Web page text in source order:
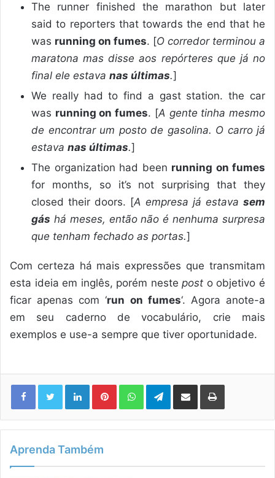
The runner finished the marathon but later
said to reporters that towards the end that he
was running on fumes. [O corredor terminou a
maratona mas disse aos repórteres que já no
final ele estava nas últimas.]
We really had to find a gast station. the car
was running on fumes. [A gente tinha mesmo
de encontrar um posto de gasolina. O carro já
estava nas últimas.]
The organization had been running on fumes
for months, so it’s not surprising that they
closed their doors. [A empresa já estava sem
gás há meses, então não é nenhuma surpresa
que tenham fechado as portas.]
Com certeza há mais expressões que transmitam
esta ideia em inglês, porém nestepost o objetivo é
ficar apenas com ‘run on fumes‘. Agora anote-a
em seu caderno de vocabulário, crie mais
exemplos e use-a sempre que tiver oportunidade.
LinkedinPinterestWhatsAppTelegram
Compartilhar via e-mail Imprimir
Aprenda Também